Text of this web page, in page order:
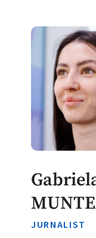
JURNALIST